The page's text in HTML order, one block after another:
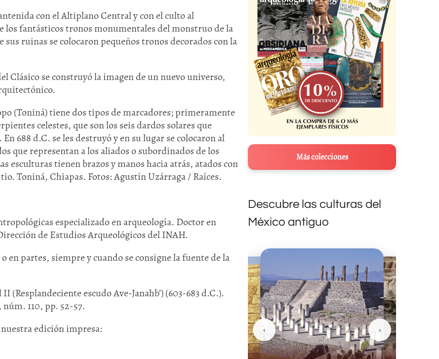
con el Altiplano Central y con el culto al
los fantásticos tronos monumentales del monstruo de la
ruinas se colocaron pequeños tronos decorados con la
Clásico se construyó la imagen de un nuevo universo,
(Toniná) tiene dos tipos de marcadores; primeramente
celestes, que son los seis dardos solares que
688 d.C. se les destruyó y en su lugar se colocaron al
que representan a los aliados o subordinados de los
esculturas tienen brazos y manos hacia atrás, atados con
Toniná, Chiapas. Fotos: Agustín Uzárraga / Raíces.
especializado en arqueología. Doctor en
de Estudios Arqueológicos del INAH.
en partes, siempre y cuando se consigne la fuente de la
(Resplandeciente escudo Ave-Janahb’) (603-683 d.C.).
núm. 110, pp. 52-57.
edición impresa:
Más colecciones
Descubre las culturas del
México antiguo
‹ ›